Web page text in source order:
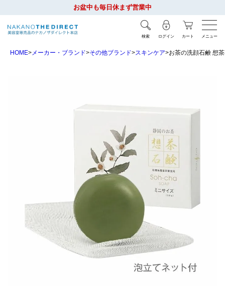
お盆中も毎日休まず営業中
検索 ログイン カート メニュー
HOME メーカー・ブランド その他ブランド スキンケア お茶の洗顔石鹸 想